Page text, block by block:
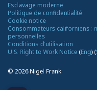
© 2026Nigel Frank
Esclavage moderne
Politique de confidentialité
Cookie notice
Consommateurs californiens :
personnelles
Conditions d'utilisation
U.S. Right to Work Notice (Eng)(